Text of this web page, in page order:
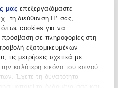
μας επεξεργαζόμαστε
τη διεύθυνση IP σας,
όπως cookies για να
σε πληροφορίες στη
εξατομικευμένων
τις μετρήσεις σχετικά με
καλύτερη εικόνα του κοινού
Έχετε τη δυνατότητα